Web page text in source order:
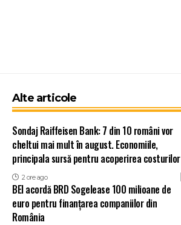
Alte articole
Sondaj Raiffeisen Bank: 7 din 10 români vor
cheltui mai mult în august. Economiile,
principala sursă pentru acoperirea costurilor
2 ore ago
BEI acordă BRD Sogelease 100 milioane de
euro pentru finanțarea companiilor din
România